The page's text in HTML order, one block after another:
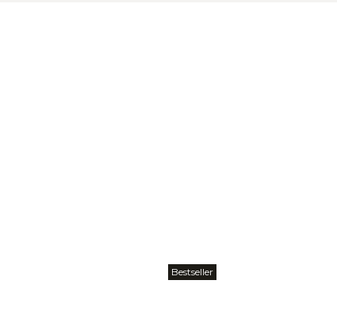
Bestseller